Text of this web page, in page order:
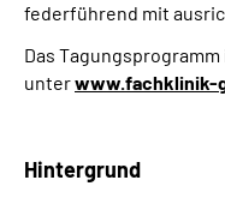
federführend mit
Das
unterwww.fachklinik-
Hintergrund